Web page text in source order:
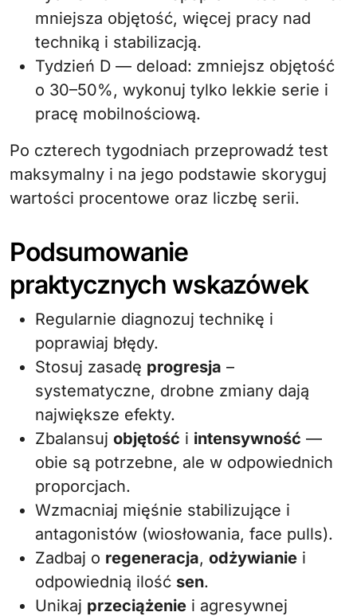
mniejsza objętość, więcej pracy nad
techniką i stabilizacją.
Tydzień D — deload: zmniejsz objętość
o 30–50%, wykonuj tylko lekkie serie i
pracę mobilnościową.
Po czterech tygodniach przeprowadź test
maksymalny i na jego podstawie skoryguj
wartości procentowe oraz liczbę serii.
Podsumowanie
praktycznych wskazówek
Regularnie diagnozuj technikę i
poprawiaj błędy.
Stosuj zasadę progresja –
systematyczne, drobne zmiany dają
największe efekty.
Zbalansuj objętość i intensywność —
obie są potrzebne, ale w odpowiednich
proporcjach.
Wzmacniaj mięśnie stabilizujące i
antagonistów (wiosłowania, face pulls).
Zadbaj o regeneracja, odżywianie i
odpowiednią ilość sen.
Unikaj przeciążenie i agresywnej